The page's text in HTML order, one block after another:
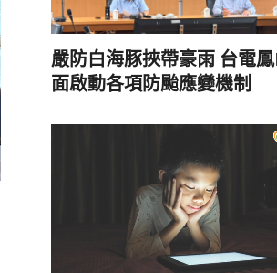
嚴防白海豚挾帶豪雨 台電
面啟動各項防颱應變機制